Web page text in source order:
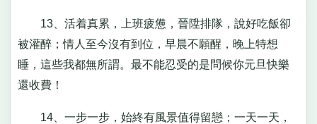
13、活着真累，上班疲憊，晉陞排隊，說好吃飯卻
被灌醉；情人至今沒有到位，早晨不願醒，晚上特想
睡，這些我都無所謂。最不能忍受的是問候你元旦快樂
還收費！
14、一步一步，始終有風景值得留戀；一天一天，